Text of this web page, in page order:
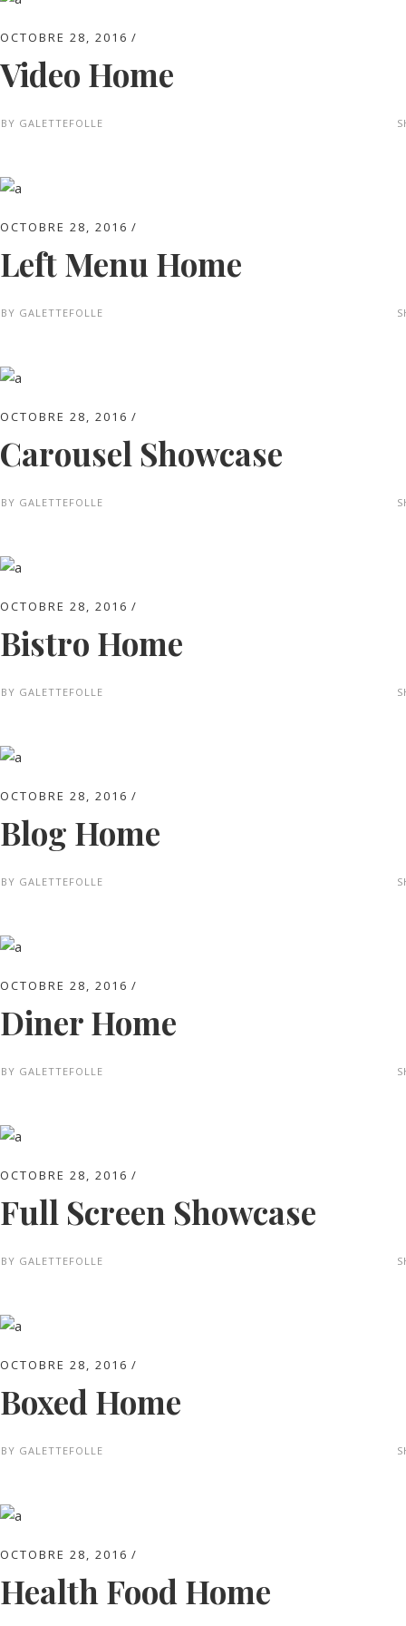
OCTOBRE 28, 2016
Video Home
BY GALETTEFOLLE
OCTOBRE 28, 2016
Left Menu Home
BY GALETTEFOLLE
OCTOBRE 28, 2016
Carousel Showcase
BY GALETTEFOLLE
OCTOBRE 28, 2016
Bistro Home
BY GALETTEFOLLE
OCTOBRE 28, 2016
Blog Home
BY GALETTEFOLLE
OCTOBRE 28, 2016
Diner Home
BY GALETTEFOLLE
OCTOBRE 28, 2016
Full Screen Showcase
BY GALETTEFOLLE
OCTOBRE 28, 2016
Boxed Home
BY GALETTEFOLLE
OCTOBRE 28, 2016
Health Food Home